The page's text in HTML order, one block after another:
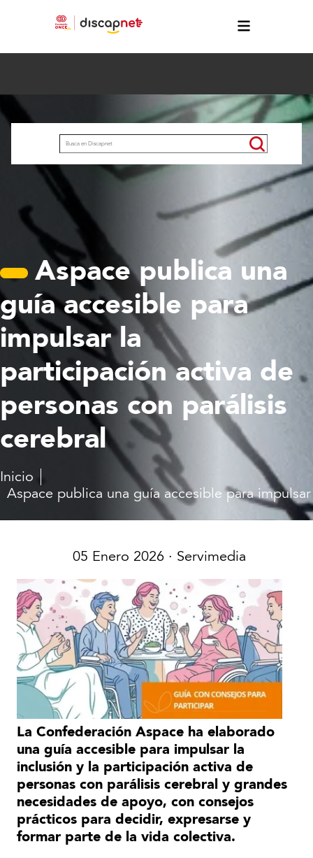
Aspace publica una
guía accesible para
impulsar la
participación activa de
personas con parálisis
cerebral
Inicio
Aspace publica una guía accesible para
05 Enero 2026 · Servimedia
La Confederación Aspace ha elaborado
una guía accesible para impulsar la
inclusión y la participación activa de
personas con parálisis cerebral y grandes
necesidades de apoyo, con consejos
prácticos para decidir, expresarse y
formar parte de la vida colectiva.